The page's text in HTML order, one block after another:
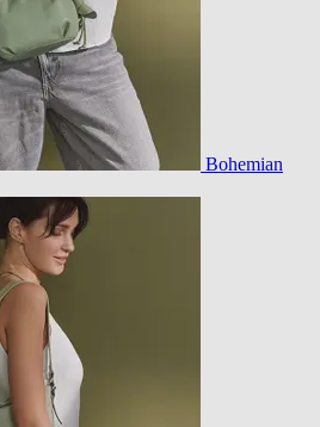
Bohemian